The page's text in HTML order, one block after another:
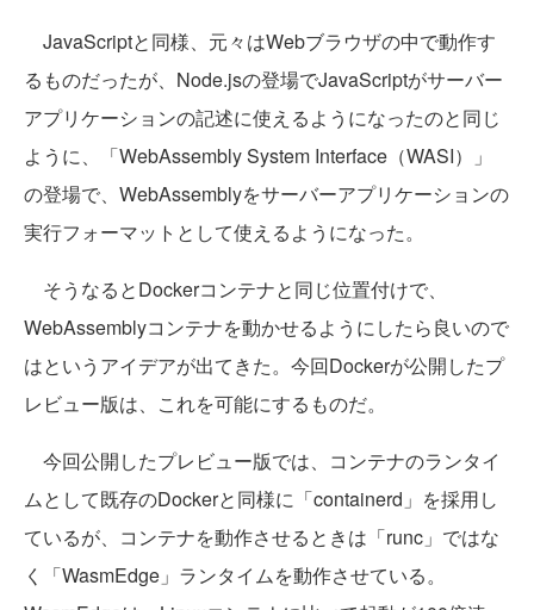
JavaScriptと同様、元々はWebブラウザの中で動作す
るものだったが、Node.jsの登場でJavaScriptがサーバー
アプリケーションの記述に使えるようになったのと同じ
ように、「WebAssembly System Interface（WASI）」
の登場で、WebAssemblyをサーバーアプリケーションの
実行フォーマットとして使えるようになった。
そうなるとDockerコンテナと同じ位置付けで、
WebAssemblyコンテナを動かせるようにしたら良いので
はというアイデアが出てきた。今回Dockerが公開したプ
レビュー版は、これを可能にするものだ。
今回公開したプレビュー版では、コンテナのランタイ
ムとして既存のDockerと同様に「containerd」を採用し
ているが、コンテナを動作させるときは「runc」ではな
く「WasmEdge」ランタイムを動作させている。